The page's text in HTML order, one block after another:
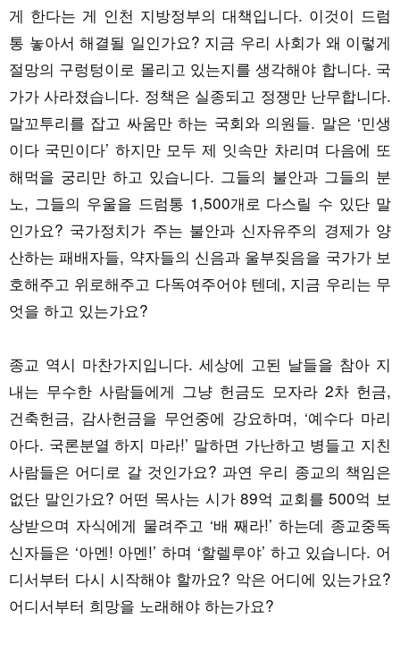
게 한다는 게 인천 지방정부의 대책입니다. 이것이 드럼
통 놓아서 해결될 일인가요? 지금 우리 사회가 왜 이렇게
절망의 구렁텅이로 몰리고 있는지를 생각해야 합니다. 국
가가 사라졌습니다. 정책은 실종되고 정쟁만 난무합니다.
말꼬투리를 잡고 싸움만 하는 국회와 의원들. 말은 ‘민생
이다 국민이다’ 하지만 모두 제 잇속만 차리며 다음에 또
해먹을 궁리만 하고 있습니다. 그들의 불안과 그들의 분
노, 그들의 우울을 드럼통 1,500개로 다스릴 수 있단 말
인가요? 국가정치가 주는 불안과 신자유주의 경제가 양
산하는 패배자들, 약자들의 신음과 울부짖음을 국가가 보
호해주고 위로해주고 다독여주어야 텐데, 지금 우리는 무
엇을 하고 있는가요?
종교 역시 마찬가지입니다. 세상에 고된 날들을 참아 지
내는 무수한 사람들에게 그냥 헌금도 모자라 2차 헌금,
건축헌금, 감사헌금을 무언중에 강요하며, ‘예수다 마리
아다. 국론분열 하지 마라!’ 말하면 가난하고 병들고 지친
사람들은 어디로 갈 것인가요? 과연 우리 종교의 책임은
없단 말인가요? 어떤 목사는 시가 89억 교회를 500억 보
상받으며 자식에게 물려주고 ‘배 째라!’ 하는데 종교중독
신자들은 ‘아멘! 아멘!’ 하며 ‘할렐루야’ 하고 있습니다. 어
디서부터 다시 시작해야 할까요? 악은 어디에 있는가요?
어디서부터 희망을 노래해야 하는가요?